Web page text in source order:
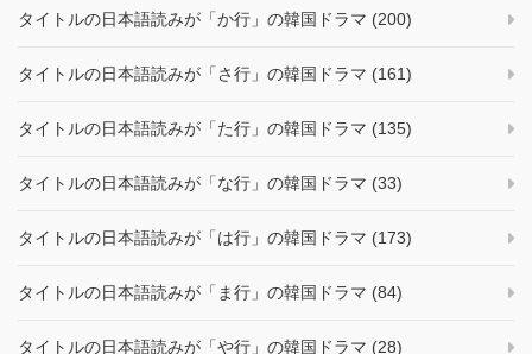
タイトルの日本語読みが「か行」の韓国ドラマ (200)
タイトルの日本語読みが「さ行」の韓国ドラマ (161)
タイトルの日本語読みが「た行」の韓国ドラマ (135)
タイトルの日本語読みが「な行」の韓国ドラマ (33)
タイトルの日本語読みが「は行」の韓国ドラマ (173)
タイトルの日本語読みが「ま行」の韓国ドラマ (84)
タイトルの日本語読みが「や行」の韓国ドラマ (28)